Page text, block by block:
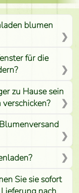
blumen
für die
zu Hause sein
Sie sie sofort